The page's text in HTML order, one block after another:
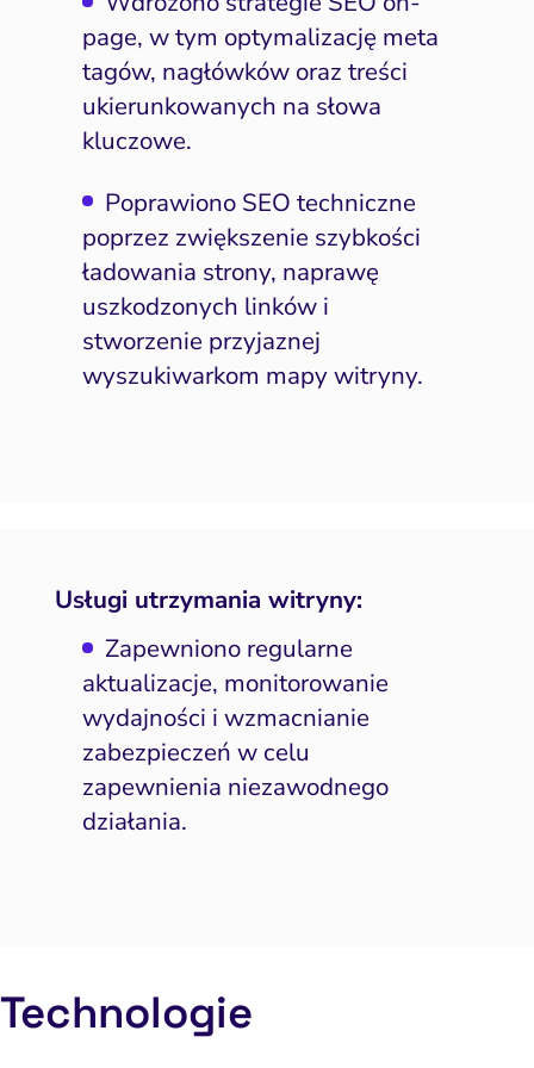
Ryzyko i zgodność
automation i CRM
wideo i wizualny
konwersji
PPC i kampanie płatne
SEO
media marketing
internetowe i landing
page
page, w tym optymalizację meta
tagów, nagłówków oraz treści
ukierunkowanych na słowa
kluczowe.
Poprawiono SEO techniczne
poprzez zwiększenie szybkości
ładowania strony, naprawę
uszkodzonych linków i
stworzenie przyjaznej
wyszukiwarkom mapy witryny.
Usługi utrzymania witryny:
Zapewniono regularne
aktualizacje, monitorowanie
wydajności i wzmacnianie
zabezpieczeń w celu
zapewnienia niezawodnego
działania.
Technologie